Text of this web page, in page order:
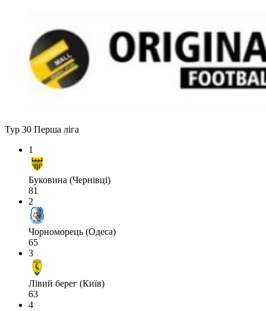
Тур 30 Перша ліга
1
Буковина (Чернівці)
81
2
Чорноморець (Одеса)
65
3
Лівий берег (Київ)
63
4